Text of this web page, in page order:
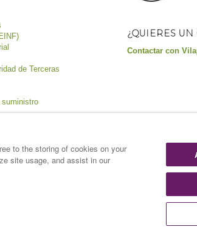
de Terceras
¿QUIERES
Contactar con
to the storing of cookies on your
site usage, and assist in our